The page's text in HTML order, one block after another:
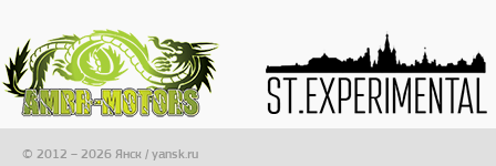
© 2012 – 2026 Янск / yansk.ru